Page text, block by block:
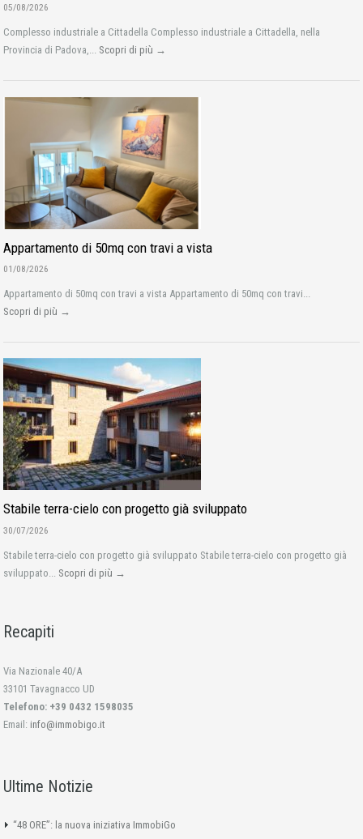
05/08/2026
Complesso industriale a Cittadella Complesso industriale a Cittadella, nella
Provincia di Padova,... Scopri di più →
Appartamento di 50mq con travi a vista
01/08/2026
Appartamento di 50mq con travi a vista Appartamento di 50mq con travi...
Scopri di più →
Stabile terra-cielo con progetto già sviluppato
30/07/2026
Stabile terra-cielo con progetto già sviluppato Stabile terra-cielo con progetto già
sviluppato... Scopri di più →
Recapiti
Via Nazionale 40/A
33101 Tavagnacco UD
Telefono: +39 0432 1598035
Email: info@immobigo.it
Ultime Notizie
“48 ORE”: la nuova iniziativa ImmobiGo